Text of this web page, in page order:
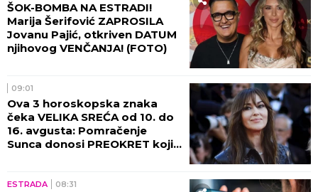
ŠOK-BOMBA NA ESTRADI!
Marija Šerifović ZAPROSILA
Jovanu Pajić, otkriven DATUM
njihovog VENČANJA! (FOTO)
09:01
Ova 3 horoskopska znaka
čeka VELIKA SREĆA od 10. do
16. avgusta: Pomračenje
Sunca donosi PREOKRET koji
ESTRADA 08:31